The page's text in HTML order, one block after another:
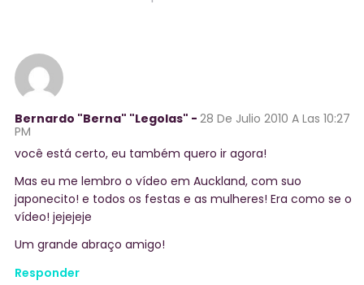
Bernardo "Berna" "Legolas" - 28 De Julio 2010 A Las 10:27
PM
você está certo, eu também quero ir agora!
Mas eu me lembro o vídeo em Auckland, com suo
japonecito! e todos os festas e as mulheres! Era como se o
vídeo! jejejeje
Um grande abraço amigo!
Responder